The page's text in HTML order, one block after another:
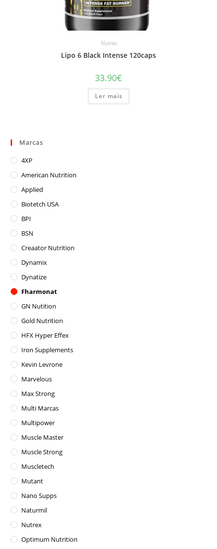
Nutrex
Lipo 6 Black Intense 120caps
33.90€
Ler mais
Marcas
4XP
American Nutrition
Applied
Biotetch USA
BPI
BSN
Creaator Nutrition
Dynamix
Dynatize
Fharmonat
GN Nutition
Gold Nutrition
HFX Hyper Effex
Iron Supplements
Kevin Levrone
Marvelous
Max Strong
Multi Marcas
Multipower
Muscle Master
Muscle Strong
Muscletech
Mutant
Nano Supps
Naturmil
Nutrex
Optimum Nutrition